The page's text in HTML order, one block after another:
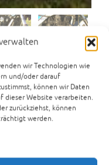
wir Technologien wie
und/oder darauf
können wir Daten
dieser Website verarbeiten.
zurückziehst, können
werden.
GN71D,GSX550EF